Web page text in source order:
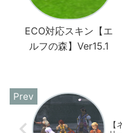
ECO対応スキン【エ
ルフの森】Ver15.1